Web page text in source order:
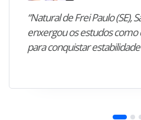
“Natural de Frei Paulo (SE),
enxergou os estudos
para conquistar